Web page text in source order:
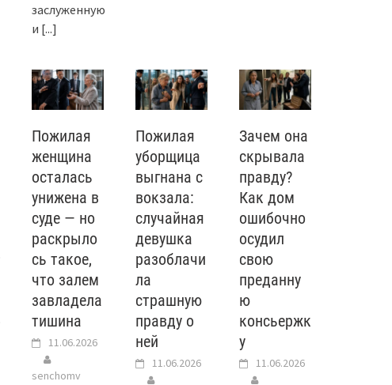
заслуженную
и [...]
Пожилая
женщина
осталась
унижена в
суде — но
раскрыло
сь такое,
что залем
завладела
тишина
11.06.2026
senchomv
Пожилая
уборщица
выгнана с
вокзала:
случайная
девушка
разоблачи
ла
страшную
правду о
ней
11.06.2026
Зачем она
скрывала
правду?
Как дом
ошибочно
осудил
свою
преданну
ю
консьержк
у
11.06.2026